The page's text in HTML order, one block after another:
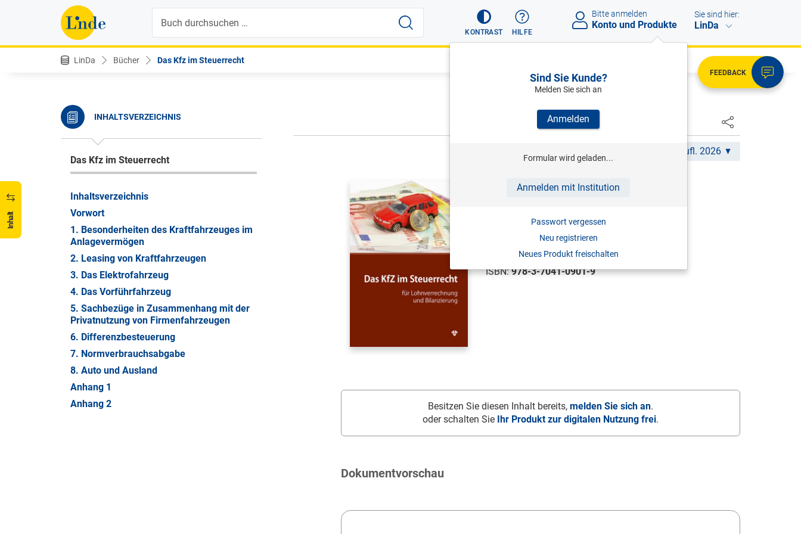
KONTRAST HILFE
Bitte anmelden
Konto und Produkte
Sind Sie Kunde?
Melden Sie sich an
Anmelden
Formular wird geladen...
Anmelden mit Institution
Passwort vergessen
Neu registrieren
Neues Produkt freischalten
Sie sind hier:
LinDa
LinDa Bücher Das Kfz im Steuerrecht
FEEDBACK
Inhalt
INHALTSVERZEICHNIS
Das Kfz im Steuerrecht
Inhaltsverzeichnis
Vorwort
1. Besonderheiten des Kraftfahrzeuges im
Anlagevermögen
2. Leasing von Kraftfahrzeugen
3. Das Elektrofahrzeug
4. Das Vorführfahrzeug
5. Sachbezüge in Zusammenhang mit der
Privatnutzung von Firmenfahrzeugen
6. Differenzbesteuerung
7. Normverbrauchsabgabe
8. Auto und Ausland
Anhang 1
Anhang 2
Akt. Aufl. 2026
UEDL/WINTER
für Lohnverrechnung und Bilanzierung (dbv)
3. Aufl. 2026
ISBN:978-3-7041-0901-9
Besitzen Sie diesen Inhalt bereits, melden Sie sich an.
oder schalten Sie Ihr Produkt zur digitalen Nutzung frei.
Dokumentvorschau